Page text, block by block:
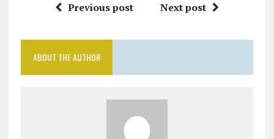
Previous post Next post
ABOUT THE AUTHOR